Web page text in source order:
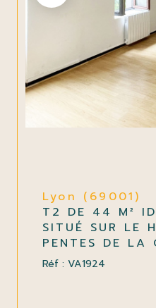
Lyon (69001)
T2 DE 44 M²
SITUÉ SUR LE
PENTES DE LA
Réf : VA1924